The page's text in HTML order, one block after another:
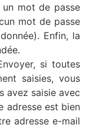
mot de passe
mot de passe
Enfin, la
si toutes
saisies, vous
avez saisie avec
adresse est bien
adresse e-mail